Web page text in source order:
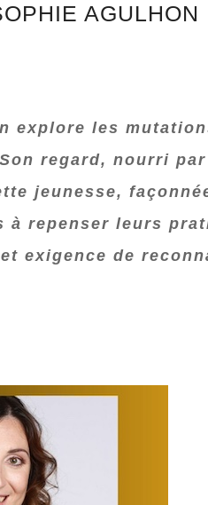
AGULHON
explore les
regard, nourri
jeunesse,
repenser leurs
exigence de